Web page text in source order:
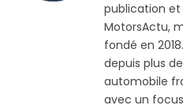
publication
MotorsActu,
fondé en
depuis plus
automobile
avec un